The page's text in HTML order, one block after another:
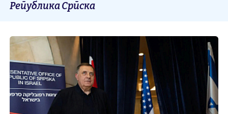
Република Српска